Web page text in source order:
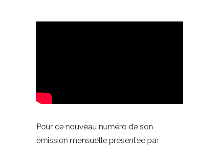
Pour ce nouveau numéro de son
émission mensuelle présentée par